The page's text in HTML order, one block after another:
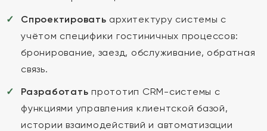
Спроектировать архитектуру системы с
учётом специфики гостиничных процессов:
бронирование, заезд, обслуживание, обратная
связь.
Разработать прототип CRM-системы с
функциями управления клиентской базой,
истории взаимодействий и автоматизации